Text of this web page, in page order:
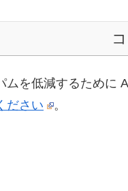
ムを低減するために
ださい
。